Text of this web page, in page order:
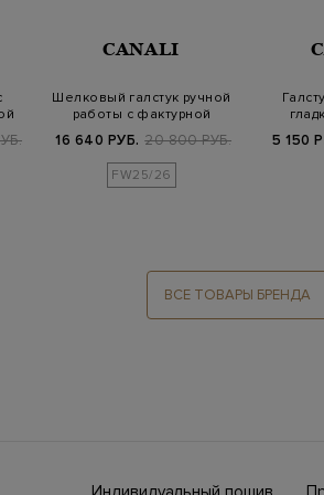
CANALI
Шелковый галстук ручной
работы с фактурной
16 640 РУБ. 20 800 РУБ.
FW25/26
5 150
ВСЕ ТОВАРЫ БРЕНДА